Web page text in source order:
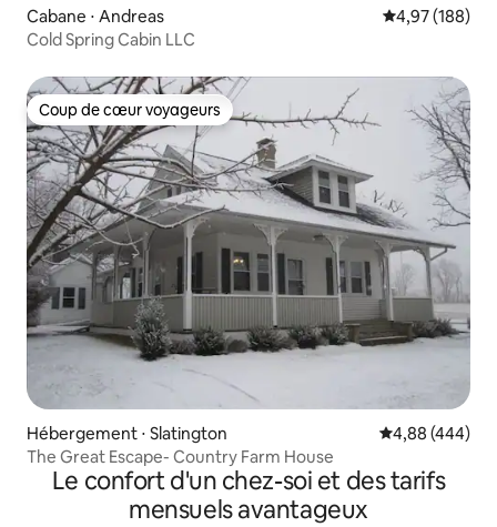
Cabane ⋅ Andreas Évaluation
4,97 (188)
Cold Spring Cabin LLC
Coup de cœur voyageurs
Coup de cœur voyageurs
Hébergement ⋅ Slatington Évaluation
4,88 (444)
The Great Escape- Country Farm House
Le confort d'un chez-soi et des tarifs
mensuels avantageux